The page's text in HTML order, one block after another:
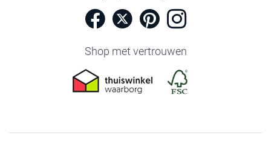
Shop met vertrouwen